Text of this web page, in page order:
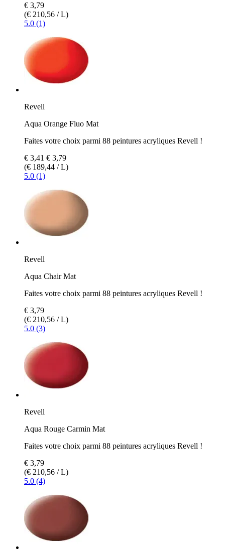
€ 3,79
(€ 210,56 / L)
5.0 (1)
Revell
Aqua Orange Fluo Mat
Faites votre choix parmi 88 peintures acryliques Revell !
€ 3,41 € 3,79
(€ 189,44 / L)
5.0 (1)
Revell
Aqua Chair Mat
Faites votre choix parmi 88 peintures acryliques Revell !
€ 3,79
(€ 210,56 / L)
5.0 (3)
Revell
Aqua Rouge Carmin Mat
Faites votre choix parmi 88 peintures acryliques Revell !
€ 3,79
(€ 210,56 / L)
5.0 (4)